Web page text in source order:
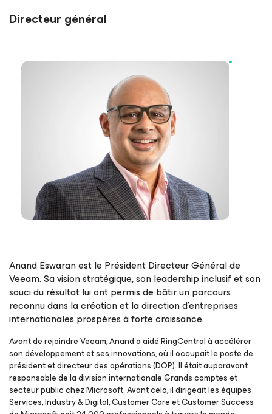
Directeur général
Anand Eswaran est le Président Directeur Général de
Veeam. Sa vision stratégique, son leadership inclusif et son
souci du résultat lui ont permis de bâtir un parcours
reconnu dans la création et la direction d’entreprises
internationales prospères à forte croissance.
Avant de rejoindre Veeam, Anand a aidé RingCentral à accélérer
son développement et ses innovations, où il occupait le poste de
président et directeur des opérations (DOP). Il était auparavant
responsable de la division internationale Grands comptes et
secteur public chez Microsoft. Avant cela, il dirigeait les équipes
Services, Industry & Digital, Customer Care et Customer Success